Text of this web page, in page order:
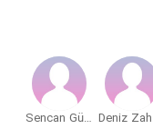
Sencan Güleryüz